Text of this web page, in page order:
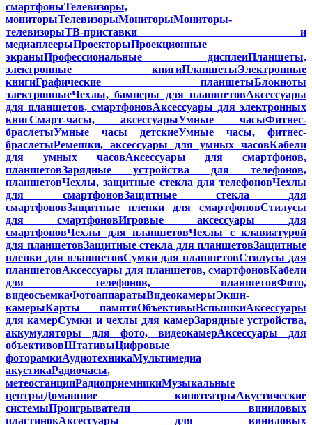
смартфоныТелевизоры,
мониторыТелевизорыМониторыМониторы-
телевизорыТВ-приставки и
медиаплеерыПроекторыПроекционные
экраныПрофессиональные дисплеиПланшеты,
электронные книгиПланшетыЭлектронные
книгиГрафические планшетыБлокноты
электронныеЧехлы, бамперы для планшетовАксессуары
для планшетов, смартфоновАксессуары для электронных
книгСмарт-часы, аксессуарыУмные часыФитнес-
браслетыУмные часы детскиеУмные часы, фитнес-
браслетыРемешки, аксессуары для умных часовКабели
для умных часовАксессуары для смартфонов,
планшетовЗарядные устройства для телефонов,
планшетовЧехлы, защитные стекла для телефоновЧехлы
для смартфоновЗащитные стекла для
смартфоновЗащитные пленки для смартфоновСтилусы
для смартфоновИгровые аксессуары для
смартфоновЧехлы для планшетовЧехлы с клавиатурой
для планшетовЗащитные стекла для планшетовЗащитные
пленки для планшетовСумки для планшетовСтилусы для
планшетовАксессуары для планшетов, смартфоновКабели
для телефонов, планшетовФото,
видеосъемкаФотоаппаратыВидеокамерыЭкшн-
камерыКарты памятиОбъективыВспышкиАксессуары
для камерСумки и чехлы для камерЗарядные устройства,
аккумуляторы для фото, видеокамерАксессуары для
объективовШтативыЦифровые
фоторамкиАудиотехникаМультимедиа
акустикаРадиочасы,
метеостанцииРадиоприемникиМузыкальные
центрыДомашние кинотеатрыАкустические
системыПроигрыватели виниловых
пластинокАксессуары для виниловых